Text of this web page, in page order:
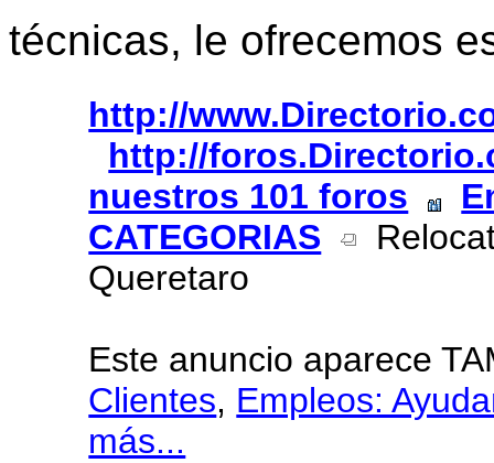
técnicas, le ofrecemos
http://
http://
nuestros 101 foros
CATEGORIAS
Queretaro
Este anuncio aparece
Clientes, Empleos:
más...